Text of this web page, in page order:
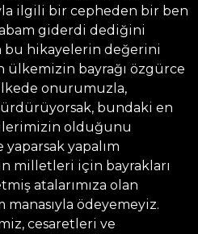
ilgili bir cepheden bir ben
giderdi dediğini
bu hikayelerin değerini
ülkemizin bayrağı özgürce
onurumuzla,
bundaki en
olduğunu
yapalım
milletleri için bayrakları
atalarımıza olan
ödeyemeyiz.
cesaretleri ve